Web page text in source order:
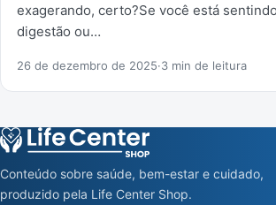
exagerando, certo?Se você está
digestão ou…
26 de dezembro de 2025·3 min de leitura
Conteúdo sobre saúde, bem-estar e cuidado,
produzido pela Life Center Shop.